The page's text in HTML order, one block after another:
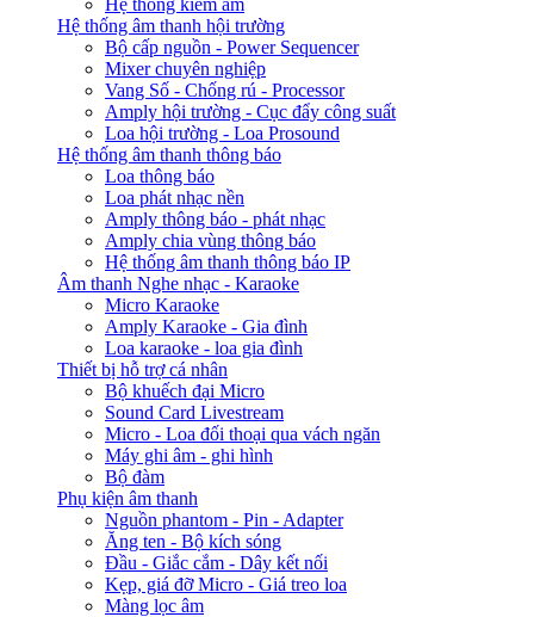
Hệ thống kiểm âm
Hệ thống âm thanh hội trường
Bộ cấp nguồn - Power Sequencer
Mixer chuyên nghiệp
Vang Số - Chống rú - Processor
Amply hội trường - Cục đẩy công suất
Loa hội trường - Loa Prosound
Hệ thống âm thanh thông báo
Loa thông báo
Loa phát nhạc nền
Amply thông báo - phát nhạc
Amply chia vùng thông báo
Hệ thống âm thanh thông báo IP
Âm thanh Nghe nhạc - Karaoke
Micro Karaoke
Amply Karaoke - Gia đình
Loa karaoke - loa gia đình
Thiết bị hỗ trợ cá nhân
Bộ khuếch đại Micro
Sound Card Livestream
Micro - Loa đối thoại qua vách ngăn
Máy ghi âm - ghi hình
Bộ đàm
Phụ kiện âm thanh
Nguồn phantom - Pin - Adapter
Ăng ten - Bộ kích sóng
Đầu - Giắc cắm - Dây kết nối
Kẹp, giá đỡ Micro - Giá treo loa
Màng lọc âm